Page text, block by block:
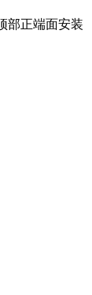
部正端面安装